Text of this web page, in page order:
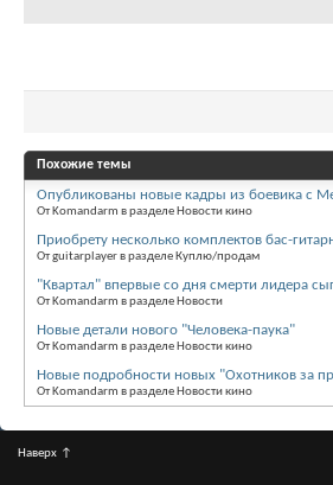
Похожие темы
Опубликованы новые кадры из боевика с
От Komandarm в разделе Новости кино
Приобрету несколько комплектов бас-
От guitarplayer в разделе Куплю/продам
"Квартал" впервые со дня смерти лидера
От Komandarm в разделе Новости
Новые детали нового "Человека-паука"
От Komandarm в разделе Новости кино
Новые подробности новых "Охотников за
От Komandarm в разделе Новости кино
Наверх ↑